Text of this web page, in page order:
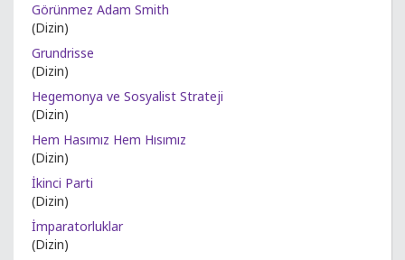
Görünmez Adam Smith
(Dizin)
Grundrisse
(Dizin)
Hegemonya ve Sosyalist Strateji
(Dizin)
Hem Hasımız Hem Hısımız
(Dizin)
İkinci Parti
(Dizin)
İmparatorluklar
(Dizin)